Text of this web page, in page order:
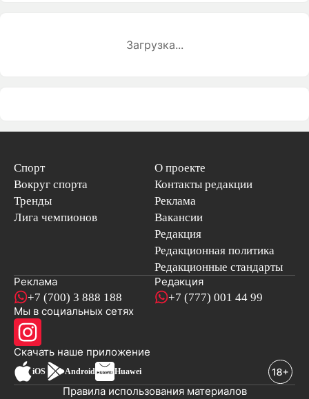
Загрузка...
Спорт
Вокруг спорта
Тренды
Лига чемпионов
О проекте
Контакты редакции
Реклама
Вакансии
Редакция
Редакционная политика
Редакционные стандарты
Реклама
+7 (700) 3 888 188
Редакция
+7 (777) 001 44 99
Мы в социальных сетях
Скачать наше приложениеновостей
iOS Android Huawei
Правила использования материалов